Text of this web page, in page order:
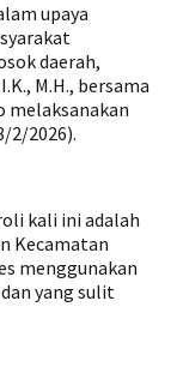
upaya
daerah,
M.H., bersama
melaksanakan
2/2026).
kali ini adalah
Kecamatan
menggunakan
yang sulit